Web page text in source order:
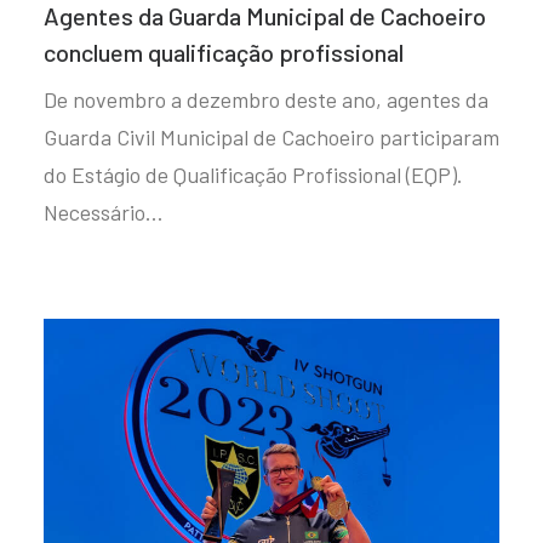
Agentes da Guarda Municipal de Cachoeiro
concluem qualificação profissional
De novembro a dezembro deste ano, agentes da
Guarda Civil Municipal de Cachoeiro participaram
do Estágio de Qualificação Profissional (EQP).
Necessário…